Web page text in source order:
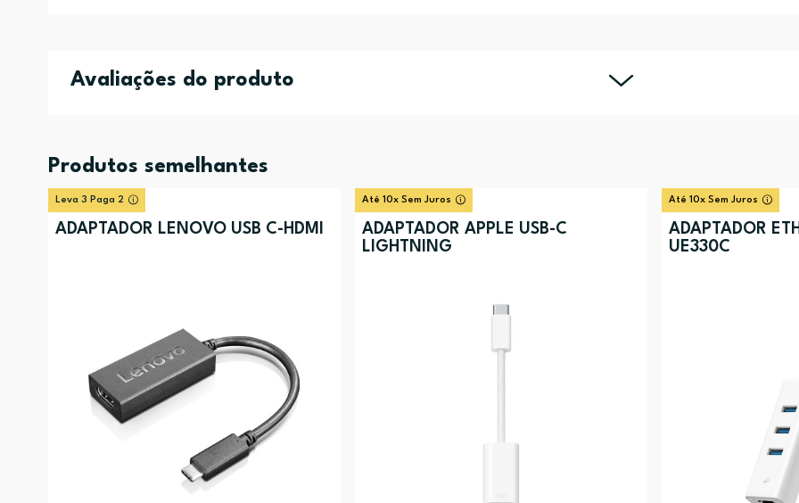
Avaliações do produto
Produtos semelhantes
Leva 3 Paga 2
ADAPTADOR LENOVO USB C-HDMI
Até 10x Sem Juros
ADAPTADOR APPLE USB-C
LIGHTNING
Até 10x Sem Juros
ADAPTADOR
UE330C